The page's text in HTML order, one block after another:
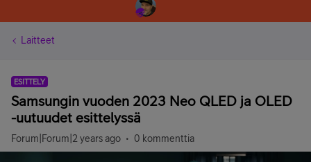
Laitteet
ESITTELY
Samsungin vuoden 2023 Neo QLED ja OLED
-uutuudet esittelyssä
Forum|Forum|2 years ago 0 kommenttia